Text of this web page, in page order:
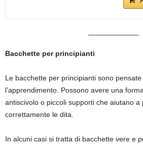
Bacchette per principianti
Le bacchette per principianti sono
l’apprendimento. Possono avere una
antiscivolo o piccoli supporti che aiutano a
correttamente le dita.
In alcuni casi si tratta di bacchette vere e